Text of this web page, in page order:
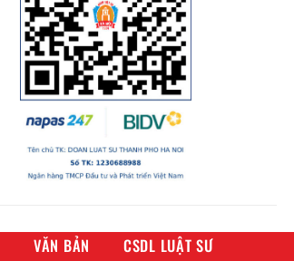
VĂN BẢN
CSDL LUẬT SƯ